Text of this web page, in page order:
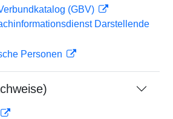
(GBV)
Darstellende
Personen